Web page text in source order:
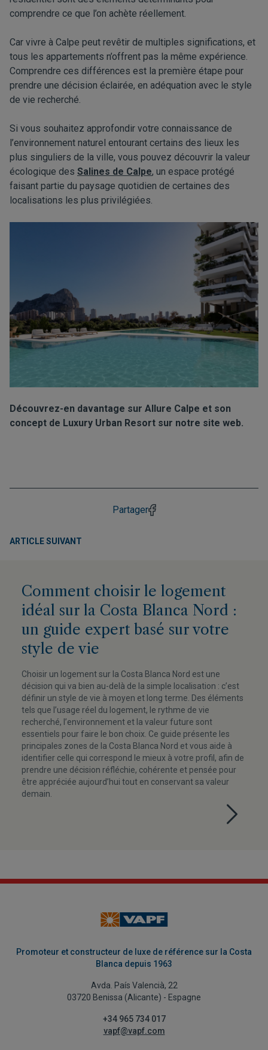
comprendre ce que l’on achète réellement.
Car vivre à Calpe peut revêtir de multiples significations, et
tous les appartements n’offrent pas la même expérience.
Comprendre ces différences est la première étape pour
prendre une décision éclairée, en adéquation avec le style
de vie recherché.
Si vous souhaitez approfondir votre connaissance de
l’environnement naturel entourant certains des lieux les
plus singuliers de la ville, vous pouvez découvrir la valeur
écologique des Salines de Calpe, un espace protégé
faisant partie du paysage quotidien de certaines des
localisations les plus privilégiées.
Découvrez-en davantage sur Allure Calpe et son
concept de Luxury Urban Resort sur notre site web.
Partager
ARTICLE SUIVANT
Comment choisir le logement
idéal sur la Costa Blanca Nord :
un guide expert basé sur votre
style de vie
Choisir un logement sur la Costa Blanca Nord est une
décision qui va bien au-delà de la simple localisation : c’est
définir un style de vie à moyen et long terme. Des éléments
tels que l’usage réel du logement, le rythme de vie
recherché, l’environnement et la valeur future sont
essentiels pour faire le bon choix. Ce guide présente les
principales zones de la Costa Blanca Nord et vous aide à
identifier celle qui correspond le mieux à votre profil, afin de
prendre une décision réfléchie, cohérente et pensée pour
être appréciée aujourd’hui tout en conservant sa valeur
demain.
Promoteur et constructeur de luxe de référence sur la Costa
Blanca depuis 1963
Avda. País Valencià, 22
03720 Benissa (Alicante) - Espagne
+34 965 734 017
vapf@vapf.com